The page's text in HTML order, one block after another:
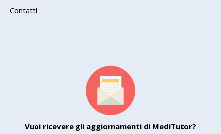
Contatti
Vuoi ricevere gli aggiornamenti di MediTutor?